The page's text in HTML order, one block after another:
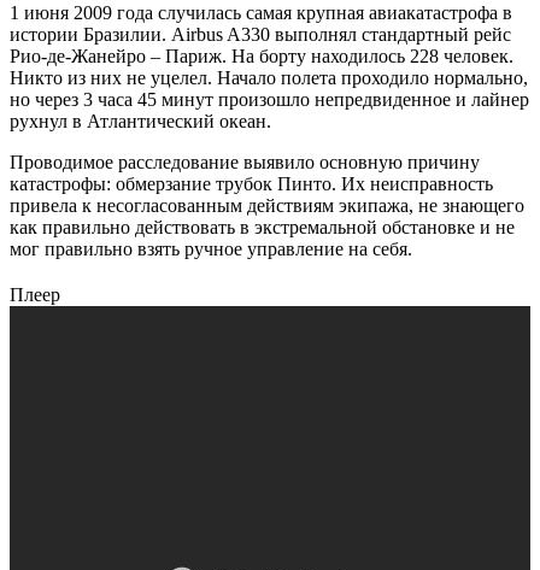
1 июня 2009 года случилась самая крупная авиакатастрофа в
истории Бразилии. Airbus A330 выполнял стандартный рейс
Рио-де-Жанейро – Париж. На борту находилось 228 человек.
Никто из них не уцелел. Начало полета проходило нормально,
но через 3 часа 45 минут произошло непредвиденное и лайнер
рухнул в Атлантический океан.
Проводимое расследование выявило основную причину
катастрофы: обмерзание трубок Пинто. Их неисправность
привела к несогласованным действиям экипажа, не знающего
как правильно действовать в экстремальной обстановке и не
мог правильно взять ручное управление на себя.
Плеер